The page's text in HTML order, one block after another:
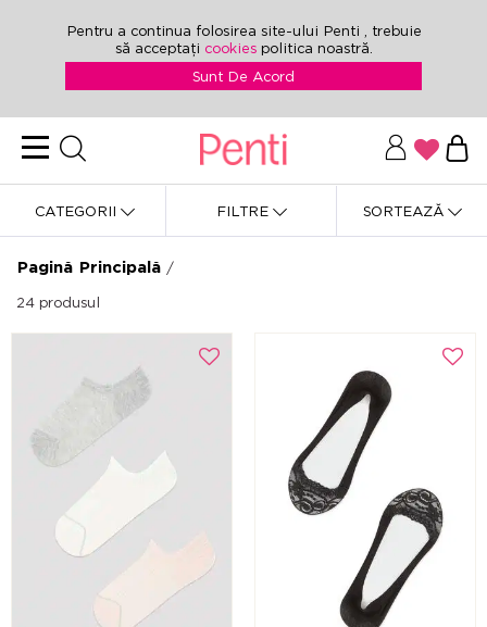
Pentru a continua folosirea site-ului Penti , trebuie
să acceptați cookies politica noastră.
Sunt De Acord
CATEGORII FILTRE SORTEAZĂ
Pagină Principală /
24 produsul